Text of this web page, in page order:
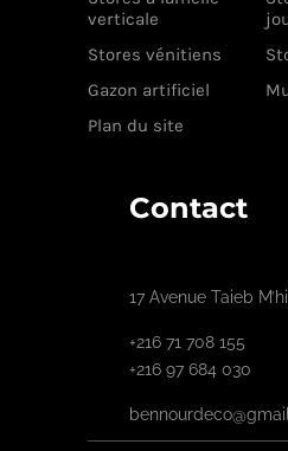
verticale
Stores vénitiens
Gazon artificiel
Plan du site
Contact
17 Avenue Taieb
+216 71 708 155
+216 97 684 030